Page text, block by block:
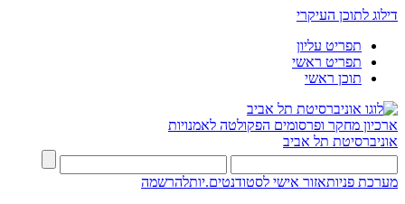
דילוג לתוכן העיקרי
תפריט עליון
תפריט ראשי
תוכן ראשי
ארכיון מחקר ופרסומים הפקולטה לאמנויות
אוניברסיטת תל אביב
מערכת פניותאזור אישי לסטודנטים.יותלהרשמה